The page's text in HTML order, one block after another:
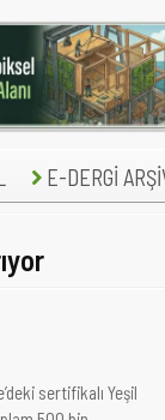
E-DERGİ
sertifikalı Yeşil